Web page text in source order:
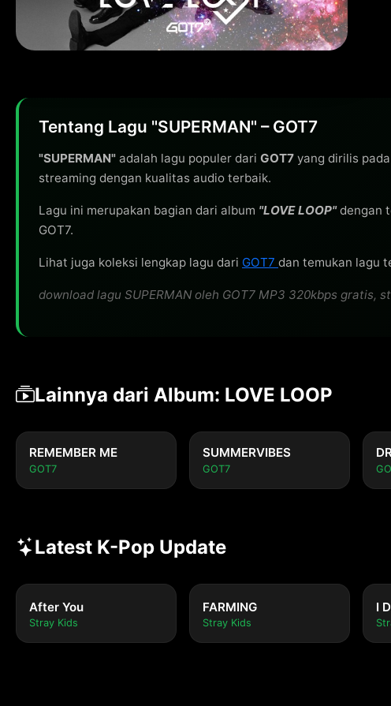
Tentang Lagu "SUPERMAN" – GOT7
"SUPERMAN" adalah lagu populer dari GOT7 yang dirilis
streaming dengan kualitas audio terbaik.
Lagu ini merupakan bagian dari album "LOVE LOOP"dengan
GOT7.
Lihat juga koleksi lengkap lagu dari GOT7 dan temukan lagu
download lagu SUPERMAN oleh GOT7 MP3 320kbps
Lainnya dari Album: LOVE LOOP
REMEMBER ME
GOT7
SUMMERVIBES
GOT7
Latest K-Pop Update
After You
Stray Kids
FARMING
Stray Kids
I